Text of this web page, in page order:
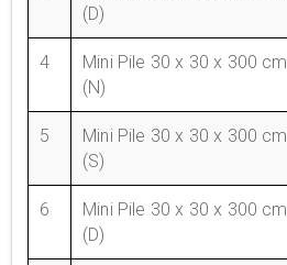
(D)
4
Mini Pile 30 x 30 x 300 cm
(N)
5
Mini Pile 30 x 30 x 300 cm
(S)
6
Mini Pile 30 x 30 x 300 cm
(D)